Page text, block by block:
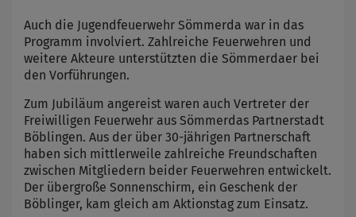
Auch die Jugendfeuerwehr Sömmerda war in das
Programm involviert. Zahlreiche Feuerwehren und
weitere Akteure unterstützten die Sömmerdaer bei
den Vorführungen.
Zum Jubiläum angereist waren auch Vertreter der
Freiwilligen Feuerwehr aus Sömmerdas Partnerstadt
Böblingen. Aus der über 30-jährigen Partnerschaft
haben sich mittlerweile zahlreiche Freundschaften
zwischen Mitgliedern beider Feuerwehren entwickelt.
Der übergroße Sonnenschirm, ein Geschenk der
Böblinger, kam gleich am Aktionstag zum Einsatz.